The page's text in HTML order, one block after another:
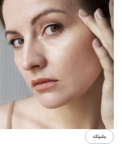
بشرتك